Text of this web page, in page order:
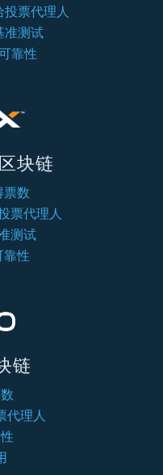
票代理人
准测试
靠性
块链
票数
票代理人
测试
靠性
链
代理人